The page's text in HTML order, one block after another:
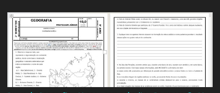
Com um evento como a Copa do Mundo ocorrendo no Brasil,
independentemente se você seja do time 'Viva Copa' ou do time
'Não vai ter Copa', uma hora ou outra acaba precisando das
bandeiras dos países que participarão do evento (para exaltá-los
ou para estraçalhá-los). Principalmente se você for aluno ou
professor! Provavelmente sua escola fará alguma atividade
relacionada ao assunto. Aí, precisa correr para o Google Imagens,